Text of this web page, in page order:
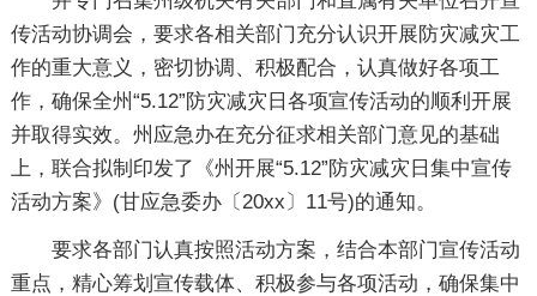
传活动协调会，要求各相关部门充分认识开展防灾减灾工
作的重大意义，密切协调、积极配合，认真做好各项工
作，确保全州“5.12”防灾减灾日各项宣传活动的顺利开展
并取得实效。州应急办在充分征求相关部门意见的基础
上，联合拟制印发了《州开展“5.12”防灾减灾日集中宣传
活动方案》(甘应急委办〔20xx〕11号)的通知。
要求各部门认真按照活动方案，结合本部门宣传活动
重点，精心筹划宣传载体、积极参与各项活动，确保集中